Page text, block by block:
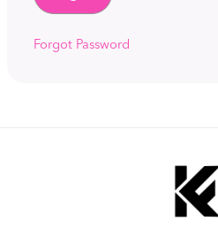
Forgot Password